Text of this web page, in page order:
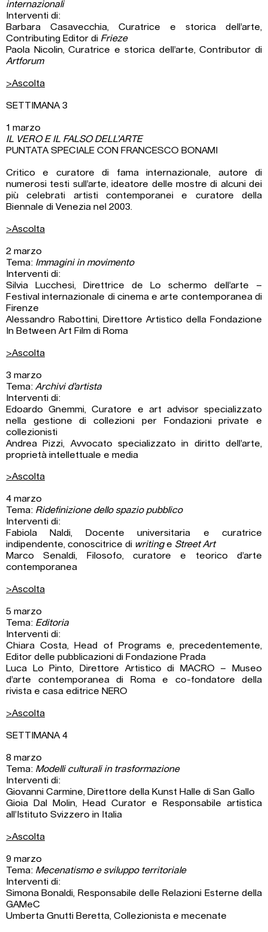
internazionali
Interventi di:
Barbara Casavecchia, Curatrice e storica dell’arte,
Contributing Editor di Frieze
Paola Nicolin, Curatrice e storica dell’arte, Contributor di
Artforum
>Ascolta
SETTIMANA 3
1 marzo
IL VERO E IL FALSO DELL’ARTE
PUNTATA SPECIALE CON FRANCESCO BONAMI
Critico e curatore di fama internazionale, autore di
numerosi testi sull’arte, ideatore delle mostre di alcuni dei
più celebrati artisti contemporanei e curatore della
Biennale di Venezia nel 2003.
>Ascolta
2 marzo
Tema: Immagini in movimento
Interventi di:
Silvia Lucchesi, Direttrice de Lo schermo dell’arte –
Festival internazionale di cinema e arte contemporanea di
Firenze
Alessandro Rabottini, Direttore Artistico della Fondazione
In Between Art Film di Roma
>Ascolta
3 marzo
Tema: Archivi d’artista
Interventi di:
Edoardo Gnemmi, Curatore e art advisor specializzato
nella gestione di collezioni per Fondazioni private e
collezionisti
Andrea Pizzi, Avvocato specializzato in diritto dell’arte,
proprietà intellettuale e media
>Ascolta
4 marzo
Tema: Ridefinizione dello spazio pubblico
Interventi di:
Fabiola Naldi, Docente universitaria e curatrice
indipendente, conoscitrice di writinge Street Art
Marco Senaldi, Filosofo, curatore e teorico d’arte
contemporanea
>Ascolta
5 marzo
Tema: Editoria
Interventi di:
Chiara Costa, Head of Programs e, precedentemente,
Editor delle pubblicazioni di Fondazione Prada
Luca Lo Pinto, Direttore Artistico di MACRO – Museo
d’arte contemporanea di Roma e co-fondatore della
rivista e casa editrice NERO
>Ascolta
SETTIMANA 4
8 marzo
Tema: Modelli culturali in trasformazione
Interventi di:
Giovanni Carmine, Direttore della Kunst Halle di San Gallo
Gioia Dal Molin, Head Curator e Responsabile artistica
all’Istituto Svizzero in Italia
>Ascolta
9 marzo
Tema: Mecenatismo e sviluppo territoriale
Interventi di:
Simona Bonaldi, Responsabile delle Relazioni Esterne della
GAMeC
Umberta Gnutti Beretta, Collezionista e mecenate